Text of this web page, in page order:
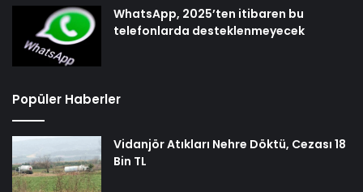
WhatsApp, 2025’ten itibaren bu
telefonlarda desteklenmeyecek
Popüler Haberler
Vidanjör Atıkları Nehre Döktü, Cezası 18
Bin TL